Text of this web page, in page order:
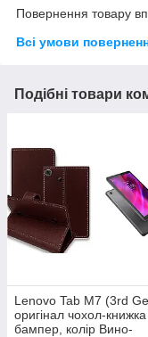
Повернення товару
Всі умови
Подібні товари
Lenovo Tab M7 (3rd
оригінал чохол-
бампер, колір Вино-